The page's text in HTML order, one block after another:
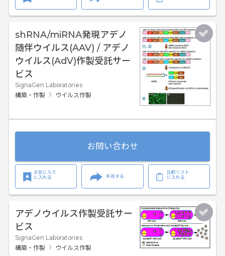
shRNA/miRNA発現アデノ
随伴ウイルス(AAV) / アデノ
ウイルス(AdV)作製受託サー
ビス
SignaGen Laboratories
構築・作製
ウイルス作製
お問い合わせ
お気に入り
に入れる
共有する
比較リスト
に入れる
アデノウイルス作製受託サー
ビス
SignaGen Laboratories
構築・作製
ウイルス作製